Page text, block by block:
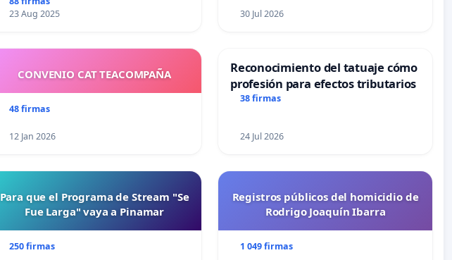
23 Aug 2025
30 Jul 2026
CONVENIO CAT TEACOMPAÑA
48 firmas
12 Jan 2026
Reconocimiento del tatuaje cómo
profesión para efectos tributarios
38 firmas
24 Jul 2026
Para que el Programa de Stream "Se
Fue Larga" vaya a Pinamar
250 firmas
Registros públicos del homicidio de
Rodrigo Joaquín Ibarra
1 049 firmas